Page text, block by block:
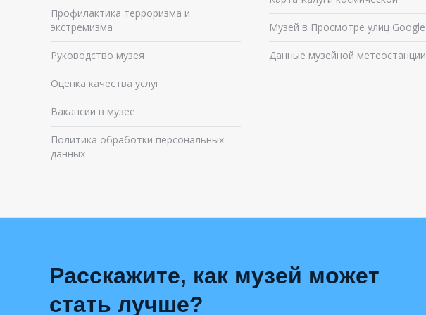
Профилактика терроризма и
экстремизма
Руководство музея
Оценка качества услуг
Вакансии в музее
Политика обработки персональных
данных
Музей в Просмотре улиц Google
Данные музейной метеостанции
Расскажите, как музей может
стать лучше?